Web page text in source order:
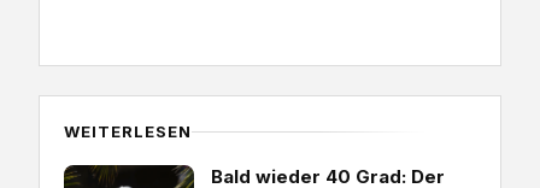
WEITERLESEN
Bald wieder 40 Grad: Der